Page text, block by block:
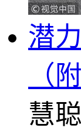
潜
（
慧